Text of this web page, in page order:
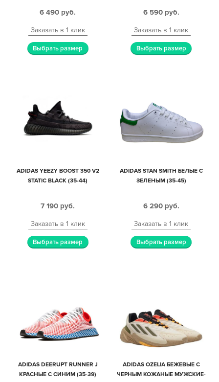
6 490 руб.
Заказать в 1 клик
Выбрать размер
6 590 руб.
Заказать в 1 клик
Выбрать размер
ADIDAS YEEZY BOOST 350 V2
STATIC BLACK (35-44)
7 190 руб.
Заказать в 1 клик
Выбрать размер
ADIDAS STAN SMITH БЕЛЫЕ С
ЗЕЛЕНЫМ (35-45)
6 290 руб.
Заказать в 1 клик
Выбрать размер
ADIDAS DEERUPT RUNNER J
КРАСНЫЕ С СИНИМ (35-39)
ADIDAS OZELIA БЕЖЕВЫЕ С
ЧЕРНЫМ КОЖАНЫЕ МУЖСКИЕ-